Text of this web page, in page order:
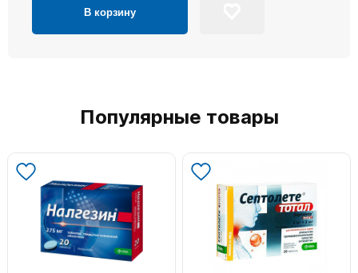
В корзину
Популярные товары